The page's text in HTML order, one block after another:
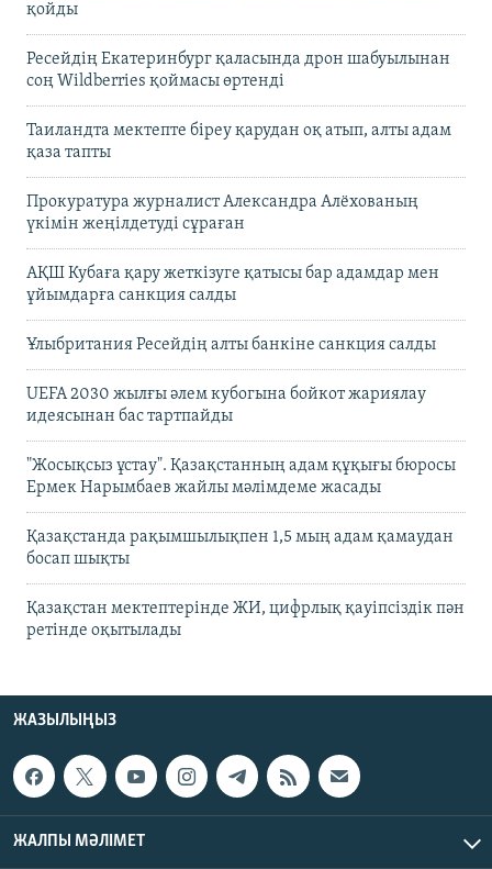
қойды
Ресейдің Екатеринбург қаласында дрон шабуылынан
соң Wildberries қоймасы өртенді
Таиландта мектепте біреу қарудан оқ атып, алты адам
қаза тапты
Прокуратура журналист Александра Алёхованың
үкімін жеңілдетуді сұраған
АҚШ Кубаға қару жеткізуге қатысы бар адамдар мен
ұйымдарға санкция салды
Ұлыбритания Ресейдің алты банкіне санкция салды
UEFA 2030 жылғы әлем кубогына бойкот жариялау
идеясынан бас тартпайды
"Жосықсыз ұстау". Қазақстанның адам құқығы бюросы
Ермек Нарымбаев жайлы мәлімдеме жасады
Қазақстанда рақымшылықпен 1,5 мың адам қамаудан
босап шықты
Қазақстан мектептерінде ЖИ, цифрлық қауіпсіздік пән
ретінде оқытылады
ЖАЗЫЛЫҢЫЗ
ЖАЛПЫ МӘЛІМЕТ